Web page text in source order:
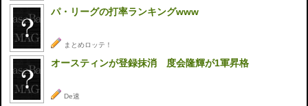
パ・リーグの打率ランキングwww
まとめロッテ！
オースティンが登録抹消 度会隆輝が1軍昇格
De速